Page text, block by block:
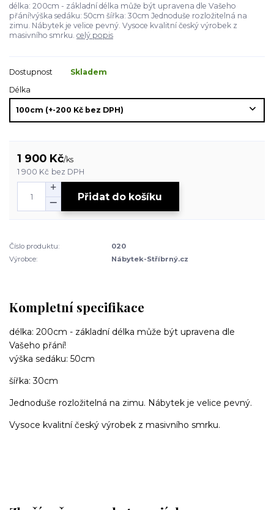
délka: 200cm - základní délka může být upravena dle Vašeho
přání!výška sedáku: 50cm šířka: 30cm Jednoduše rozložitelná na
zimu. Nábytek je velice pevný. Vysoce kvalitní český výrobek z
masivního smrku. celý popis
Dostupnost
Skladem
Délka
1 900 Kč/ks
1 900 Kč bez DPH
Přidat do košíku
Číslo produktu:
020
Výrobce:
Nábytek-Stříbrný.cz
Kompletní specifikace
délka: 200cm - základní délka může být upravena dle
Vašeho přání!
výška sedáku: 50cm
šířka: 30cm
Jednoduše rozložitelná na zimu. Nábytek je velice pevný.
Vysoce kvalitní český výrobek z masivního smrku.